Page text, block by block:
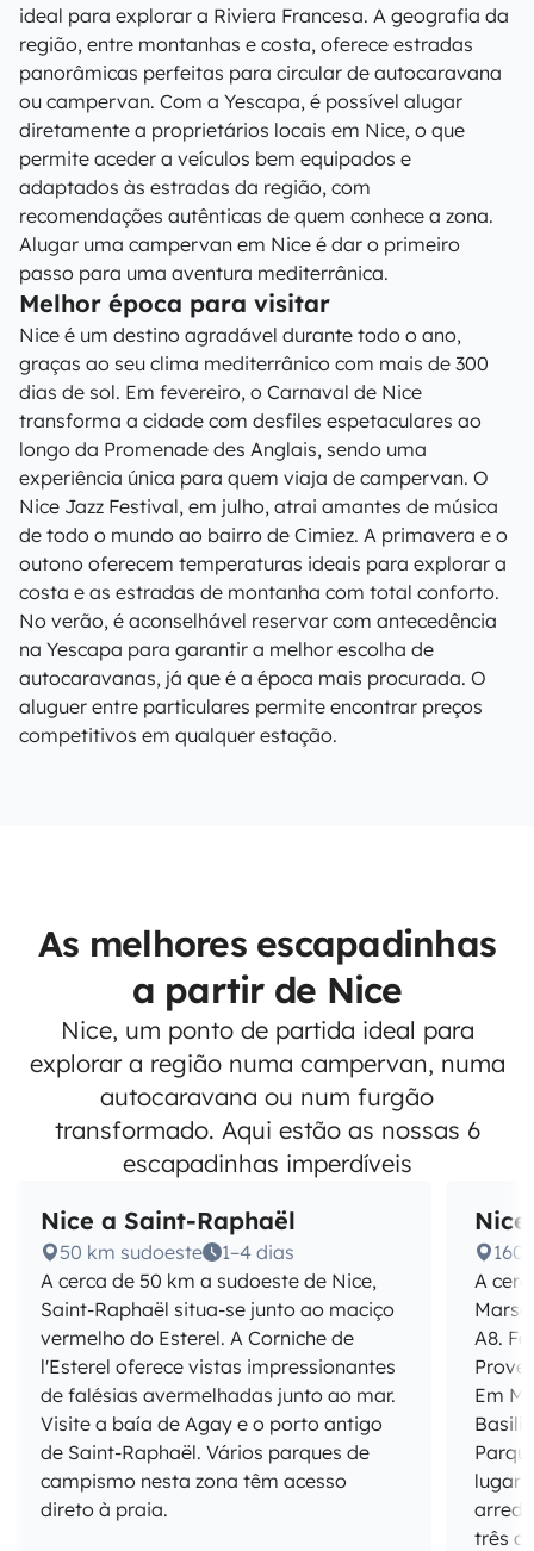
ideal para explorar a Riviera Francesa. A geografia da
região, entre montanhas e costa, oferece estradas
panorâmicas perfeitas para circular de autocaravana
ou campervan. Com a Yescapa, é possível alugar
diretamente a proprietários locais em Nice, o que
permite aceder a veículos bem equipados e
adaptados às estradas da região, com
recomendações autênticas de quem conhece a zona.
Alugar uma campervan em Nice é dar o primeiro
passo para uma aventura mediterrânica.
Melhor época para visitar
Nice é um destino agradável durante todo o ano,
graças ao seu clima mediterrânico com mais de 300
dias de sol. Em fevereiro, o Carnaval de Nice
transforma a cidade com desfiles espetaculares ao
longo da Promenade des Anglais, sendo uma
experiência única para quem viaja de campervan. O
Nice Jazz Festival, em julho, atrai amantes de música
de todo o mundo ao bairro de Cimiez. A primavera e o
outono oferecem temperaturas ideais para explorar a
costa e as estradas de montanha com total conforto.
No verão, é aconselhável reservar com antecedência
na Yescapa para garantir a melhor escolha de
autocaravanas, já que é a época mais procurada. O
aluguer entre particulares permite encontrar preços
competitivos em qualquer estação.
As melhores escapadinhas
a partir de Nice
Nice, um ponto de partida ideal para
explorar a região numa campervan, numa
autocaravana ou num furgão
transformado. Aqui estão as nossas 6
escapadinhas imperdíveis
Nice a Saint-Raphaël
50 km sudoeste
1–4 dias
A cerca de 50 km a sudoeste de Nice,
Saint-Raphaël situa-se junto ao maciço
vermelho do Esterel. A Corniche de
l'Esterel oferece vistas impressionantes
de falésias avermelhadas junto ao mar.
Visite a baía de Agay e o porto antigo
de Saint-Raphaël. Vários parques de
campismo nesta zona têm acesso
direto à praia.
160
A
A8.
Em
três a